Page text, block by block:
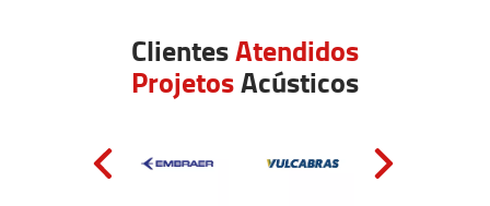
ClientesAtendidos
ProjetosAcústicos